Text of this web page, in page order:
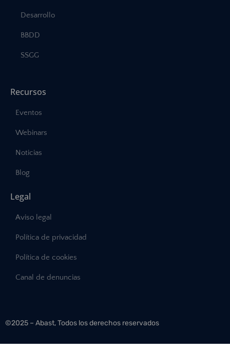
Desarrollo
BBDD
SSGG
Recursos
Eventos
Webinars
Noticias
Blog
Legal
Aviso legal
Política de privacidad
Política de cookies
Canal de denuncias
©2025 – Abast, Todos los derechos reservados